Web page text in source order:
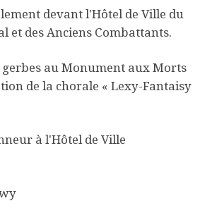
devant l'Hôtel de Ville du
et des Anciens Combattants.
gerbes au Monument aux Morts
de la chorale « Lexy-Fantaisy
à l'Hôtel de Ville